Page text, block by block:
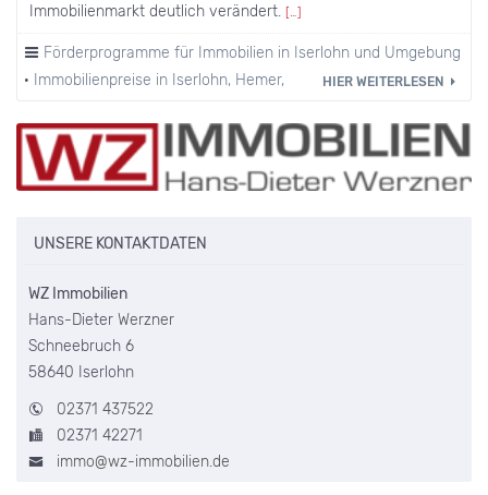
Immobilienmarkt deutlich verändert. […]
Förderprogramme für Immobilien in Iserlohn und Umgebung
· Immobilienpreise in Iserlohn, Hemer, Menden und Umgebung
HIER WEITERLESEN
UNSERE KONTAKTDATEN
WZ Immobilien
Hans-Dieter Werzner
Schneebruch 6
58640 Iserlohn
02371 437522
02371 42271
immo@wz-immobilien.de